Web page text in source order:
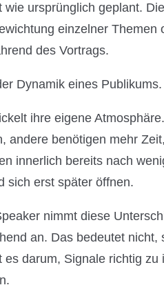
wie ursprünglich geplant.
einzelner Themen
des Vortrags.
Dynamik eines Publikums.
ihre eigene
andere benötigen mehr
innerlich bereits nach
sich erst später öffnen.
nimmt diese
an. Das bedeutet
darum, Signale richtig